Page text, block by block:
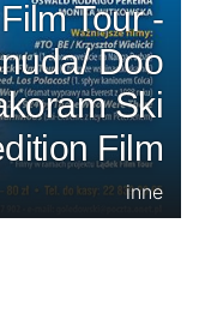
Tour -
Doo
Ski
Film
inne